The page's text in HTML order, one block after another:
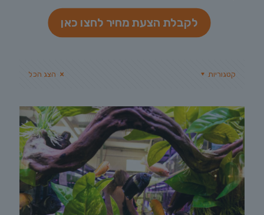
לקבלת הצעת מחיר לחצו כאן
קטגוריות הצג הכל